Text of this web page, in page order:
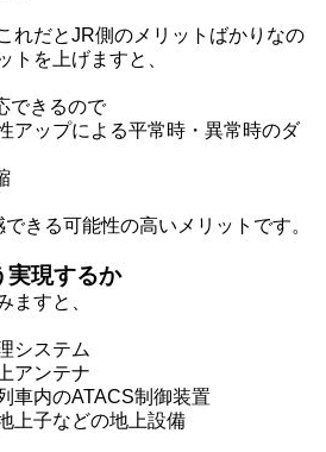
れだとJR側のメリットばかりなの
トを上げますと、
できるので
アップによる平常時・異常時のダ
きる可能性の高いメリットです。
実現するか
ますと、
システム
アンテナ
車内のATACS制御装置
上子などの地上設備